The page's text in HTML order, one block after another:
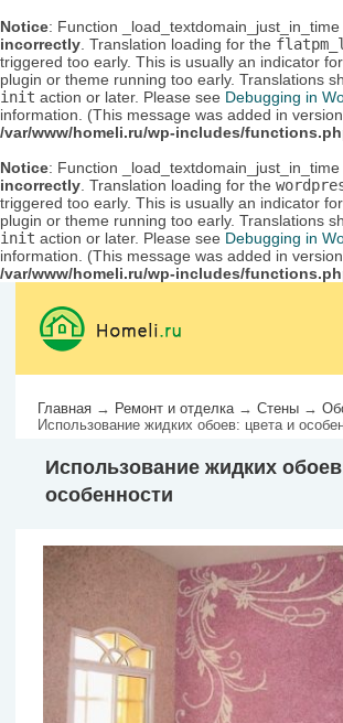
Notice: Function _load_textdomain_just_in_time
incorrectly . Translation loading for the
triggered too early. This is usually an indicator
plugin or theme running too early. Translations
init action or later. Please see Debugging in
information. (This message was added in
/var/www/homeli.ru/wp-includes/
Notice: Function _load_textdomain_just_in_time
incorrectly . Translation loading for the
triggered too early. This is usually an indicator
plugin or theme running too early. Translations
init action or later. Please see Debugging in
information. (This message was added in
/var/www/homeli.ru/wp-includes/
Главная → Ремонт и отделка → Стены →
Использование жидких обоев: цвета и
Использование жидких
особенности